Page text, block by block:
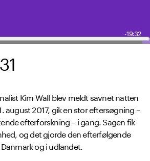
-19:32
Kim Wall blev meldt savnet natten
august 2017, gik en stor eftersøgning –
efterforskning – i gang. Sagen fik
og det gjorde den efterfølgende
og i udlandet.